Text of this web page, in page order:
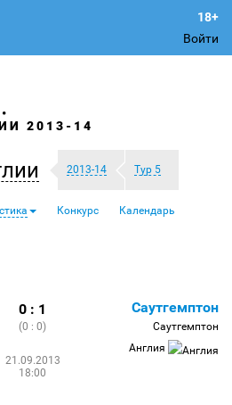
Войти
2013-14
2013-14 Тур 5
Конкурс Календарь
0 : 1
(0 : 0)
21.09.2013
18:00
Саутгемптон
Саутгемптон
Англия